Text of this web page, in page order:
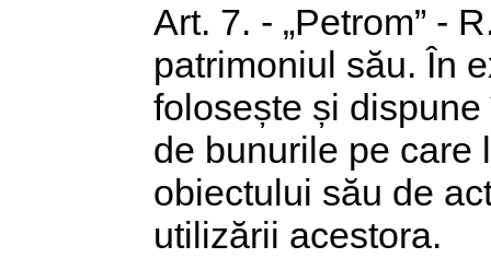
Art. 7. - „Petrom” -
patrimoniul său. În
folosește și
de bunurile pe care
obiectului său de
utilizării acestora.